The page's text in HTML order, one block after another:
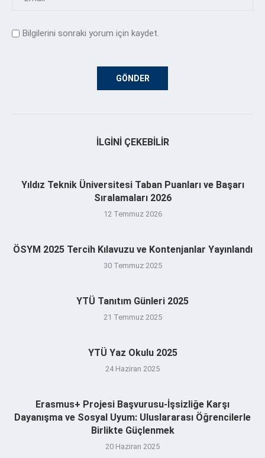
Bilgilerini sonraki yorum için kaydet.
İLGINI ÇEKEBILIR
Yıldız Teknik Üniversitesi Taban Puanları ve Başarı
Sıralamaları 2026
12 Temmuz 2026
ÖSYM 2025 Tercih Kılavuzu ve Kontenjanlar Yayınlandı
30 Temmuz 2025
YTÜ Tanıtım Günleri 2025
21 Temmuz 2025
YTÜ Yaz Okulu 2025
24 Haziran 2025
Erasmus+ Projesi Başvurusu-İşsizliğe Karşı
Dayanışma ve Sosyal Uyum: Uluslararası Öğrencilerle
Birlikte Güçlenmek
20 Haziran 2025